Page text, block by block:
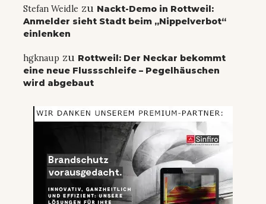
Stefan Weidle zu Nackt-Demo in Rottweil:
Anmelder sieht Stadt beim „Nippelverbot“
einlenken
hgknaup zu Rottweil: Der Neckar bekommt
eine neue Flussschleife – Pegelhäuschen
wird abgebaut